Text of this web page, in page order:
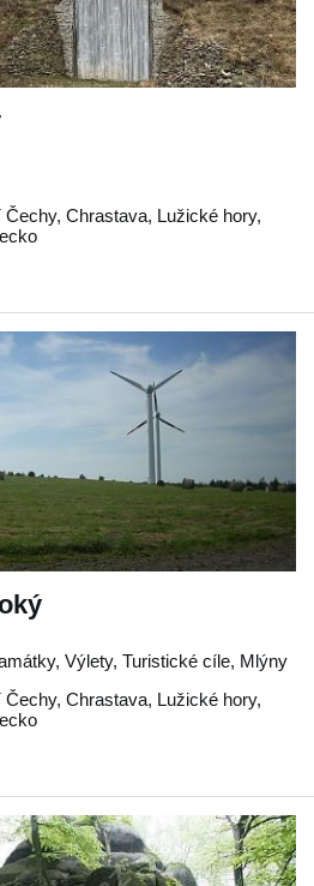
Čechy, Chrastava, Lužické hory,
Výlety, Turistické cíle, Mlýny
Čechy, Chrastava, Lužické hory,